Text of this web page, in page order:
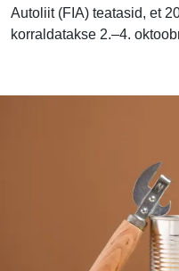
Autoliit (FIA) teatasid, et
korraldatakse 2.–4.